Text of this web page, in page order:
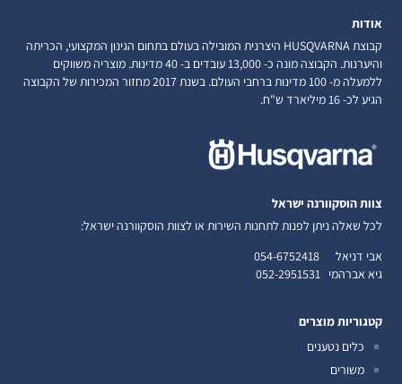
אודות
קבוצת HUSQVARNA היצרנית המובילה בעולם בתחום הגינון המקצועי, הכריתה
והיערנות. הקבוצה מונה כ- 13,000 עובדים ב- 40 מדינות. מוצריה משווקים
ללמעלה מ- 100 מדינות ברחבי העולם. בשנת 2017 מחזור המכירות של הקבוצה
הגיע לכ- 16 מיליארד ש"ח.
צוות הוסקוורנה ישראל
לכל שאלה ניתן לפנות לתחנות השירות או לצוות הוסקוורנה ישראל:
אבי דניאל 054-6752418
גיא אברהמי 052-2951531
קטגוריות מוצרים
כלים נטענים
משורים